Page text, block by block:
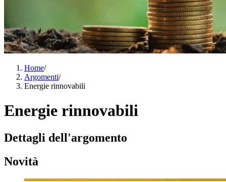
Home/
Argomenti/
Energie rinnovabili
Energie rinnovabili
Dettagli dell'argomento
Novità